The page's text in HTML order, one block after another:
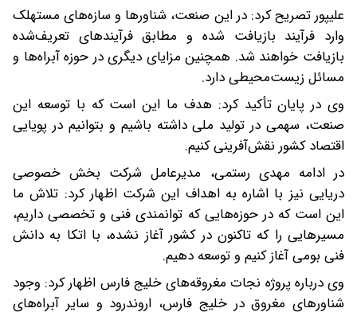
علیپور تصریح کرد: در این صنعت، شناورها و سازه‌های مستهلک
وارد فرآیند بازیافت شده و مطابق فرآیندهای تعریف‌شده
بازیافت خواهند شد. همچنین مزایای دیگری در حوزه آبراه‌ها و
مسائل زیست‌محیطی دارد.
وی در پایان تأکید کرد: هدف ما این است که با توسعه این
صنعت، سهمی در تولید ملی داشته باشیم و بتوانیم در پویایی
اقتصاد کشور نقش‌آفرینی کنیم.
در ادامه مهدی رستمی، مدیرعامل شرکت بخش خصوصی
دریایی نیز با اشاره به اهداف این شرکت اظهار کرد: تلاش ما
این است که در حوزه‌هایی که توانمندی فنی و تخصصی داریم،
مسیرهایی را که تاکنون در کشور آغاز نشده، با اتکا به دانش
فنی بومی آغاز کنیم و توسعه دهیم.
وی درباره پروژه نجات مغروقه‌های خلیج فارس اظهار کرد: وجود
شناورهای مغروق در خلیج فارس، اروندرود و سایر آبراه‌های